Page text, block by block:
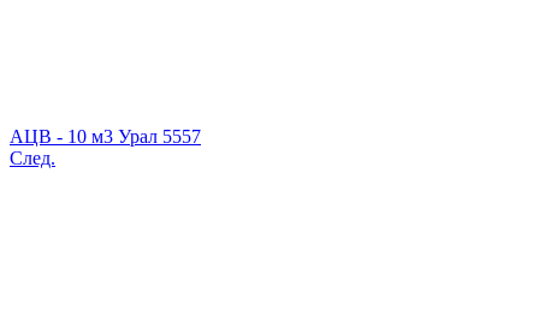
АЦВ - 10 м3 Урал 5557
След.